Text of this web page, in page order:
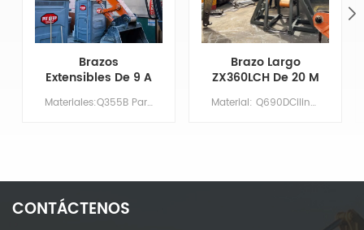
Brazos
Extensibles De 9 A
14 Metros Para
Brazo De
Mejorada
Materiales:Q355B Par&aacute;metros principales Modelo CAT325-7 Longitud de la pluma XX Largo del brazo 9 Volumen del cuchar&oacute;n/m&sup3; 0,7 Contrapeso NO HAY NECESIDAD
Brazo Largo
ZX360LCH De 20 M
Con Cuchara
Niveladora Y Material: Q690DCilindro: Tamaño originalBoom: 11,37 MBrazo: 8,63 mCubo: 1,5 m³Imprimación/Recubrimiento: Imprimación rica en zinc aplicada mediante pulverización.
CONTÁCTENOS